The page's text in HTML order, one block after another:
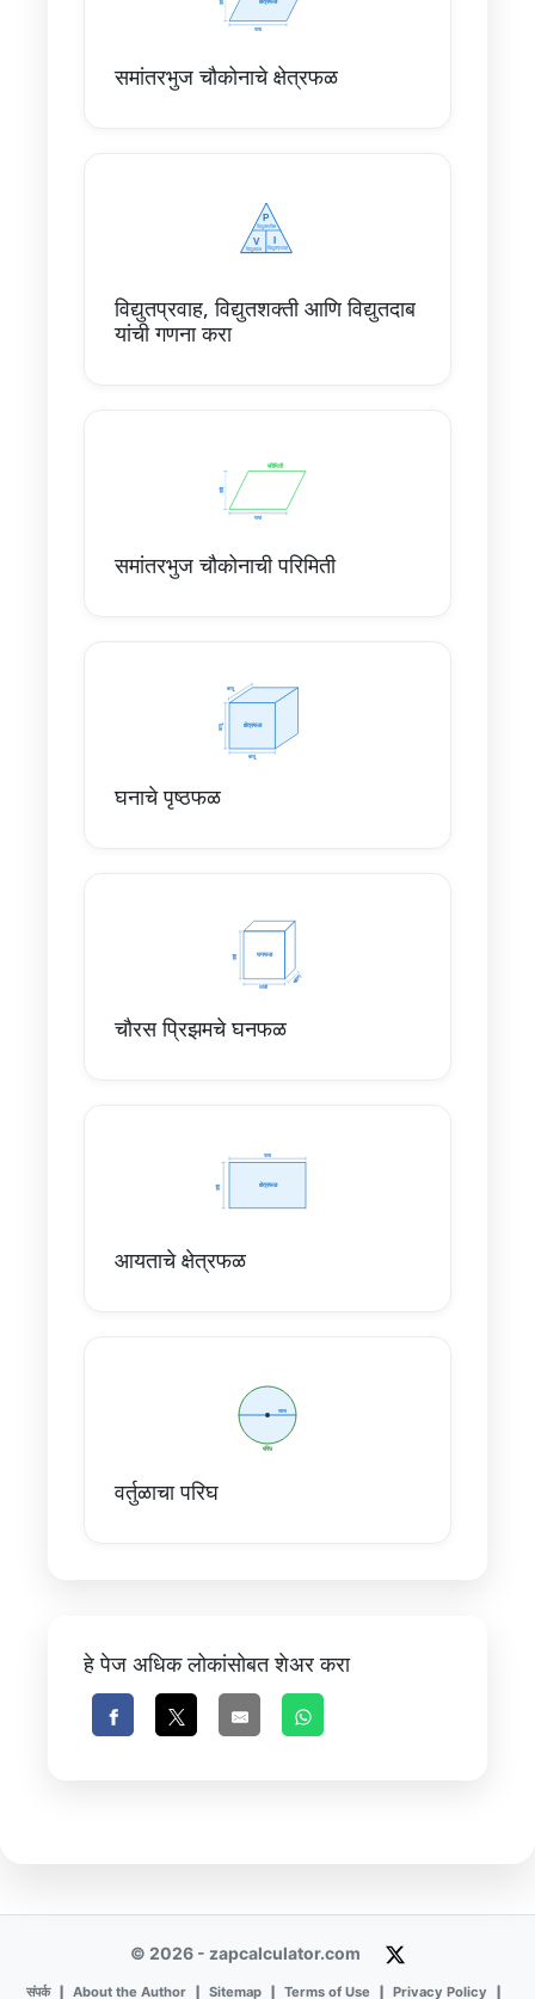
समांतरभुज चौकोनाचे क्षेत्रफळ
विद्युतप्रवाह, विद्युतशक्ती आणि विद्युतदाब
यांची गणना करा
समांतरभुज चौकोनाची परिमिती
घनाचे पृष्ठफळ
चौरस प्रिझमचे घनफळ
आयताचे क्षेत्रफळ
वर्तुळाचा परिघ
हे पेज अधिक लोकांसोबत शेअर करा
© 2026 - zapcalculator.com
संपर्क About the Author Sitemap Terms of Use Privacy Policy